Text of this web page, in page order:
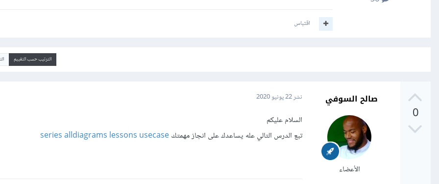
اقتباس
الترتيب حسب التقييم
0
صالح السوفي
الأعضاء
نشر22 يونيو 2020
السلام عليكم
تبع الدرس التالي عله يساعدك على انجاز مهمتكseries alldiagrams lessons usecase